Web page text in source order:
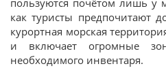
пользуются почётом лишь у
как туристы предпочитают
курортная морская
и включает огромные
необходимого инвентаря.